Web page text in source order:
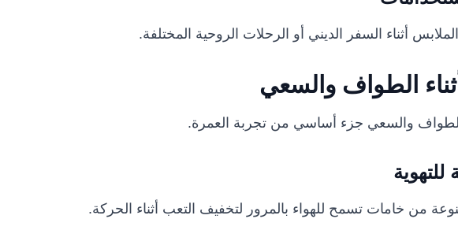
أثناء السفر الديني أو الرحلات الروحية المختلفة.
الطواف والسعي
الطواف والسعي جزء أساسي من تجربة العمرة.
للتهوية
من خامات تسمح للهواء بالمرور لتخفيف التعب أثناء الحركة.